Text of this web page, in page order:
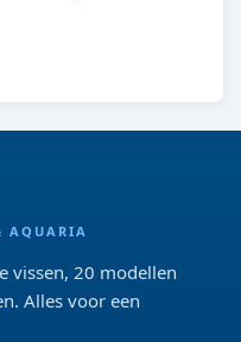
AQUARIA
vissen, 20 modellen
Alles voor een